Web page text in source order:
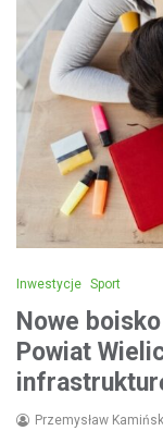
Inwestycje Sport
Nowe
Powiat
Przemysław